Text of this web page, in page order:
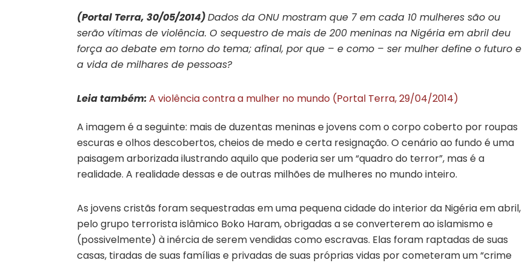
(Portal Terra, 30/05/2014)Dados da ONU mostram que 7 em cada 10 mulheres são ou
serão vítimas de violência. O sequestro de mais de 200 meninas na Nigéria em abril deu
força ao debate em torno do tema; afinal, por que – e como – ser mulher define o futuro e
a vida de milhares de pessoas?
Leia também:A violência contra a mulher no mundo (Portal Terra, 29/04/2014)
A imagem é a seguinte: mais de duzentas meninas e jovens com o corpo coberto por roupas
escuras e olhos descobertos, cheios de medo e certa resignação. O cenário ao fundo é uma
paisagem arborizada ilustrando aquilo que poderia ser um “quadro do terror”, mas é a
realidade. A realidade dessas e de outras milhões de mulheres no mundo inteiro.
As jovens cristãs foram sequestradas em uma pequena cidade do interior da Nigéria em abril,
pelo grupo terrorista islâmico Boko Haram, obrigadas a se converterem ao islamismo e
(possivelmente) à inércia de serem vendidas como escravas. Elas foram raptadas de suas
casas, tiradas de suas famílias e privadas de suas próprias vidas por cometeram um “crime